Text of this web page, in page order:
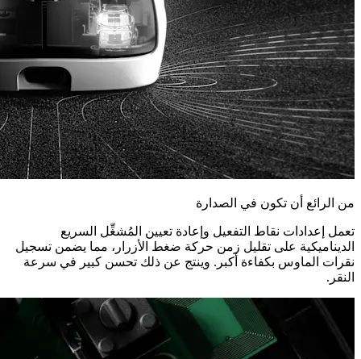
من الرائع أن تكون في الصدارة
تعمل إعدادات نقاط التفعيل وإعادة تعيين المُشغِّل السريع
الديناميكية على تقليل زمن حركة ضغط الأزرار، مما يضمن تسجيل
نقرات الماوس بكفاءة أكبر. وينتج عن ذلك تحسن كبير في سرعة
النقر.